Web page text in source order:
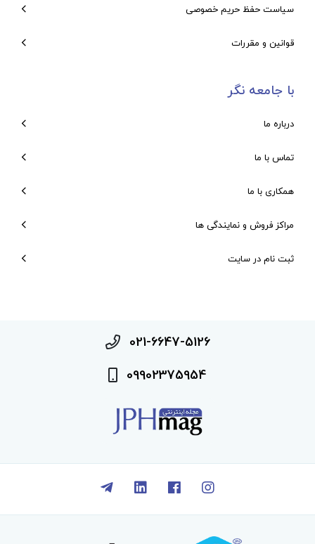
سیاست حفظ حریم خصوصی
قوانین و مقررات
با جامعه نگر
درباره ما
تماس با ما
همکاری با ما
مراکز فروش و نمایندگی ها
ثبت نام در سایت
021-6647-5126
09902375954